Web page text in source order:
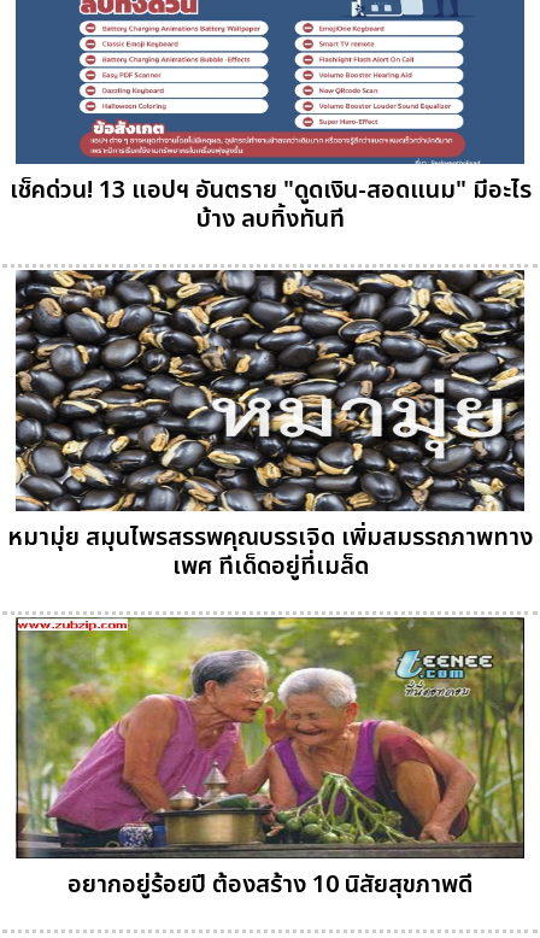
เช็คด่วน! 13 แอปฯ อันตราย "ดูดเงิน-สอดแนม" มีอะไร
บ้าง ลบทิ้งทันที
หมามุ่ย สมุนไพรสรรพคุณบรรเจิด เพิ่มสมรรถภาพทาง
เพศ ทีเด็ดอยู่ที่เมล็ด
อยากอยู่ร้อยปี ต้องสร้าง 10 นิสัยสุขภาพดี